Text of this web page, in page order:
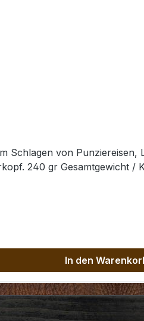
von Punziereisen,
240 gr Gesamtgewicht /
In den